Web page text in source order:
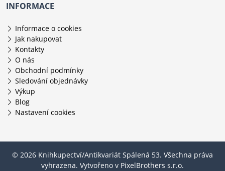
INFORMACE
Informace o cookies
Jak nakupovat
Kontakty
O nás
Obchodní podmínky
Sledování objednávky
Výkup
Blog
Nastavení cookies
© 2026 Knihkupectví/Antikvariát Spálená 53. Všechna práva
vyhrazena. Vytvořeno v PixelBrothers s.r.o.